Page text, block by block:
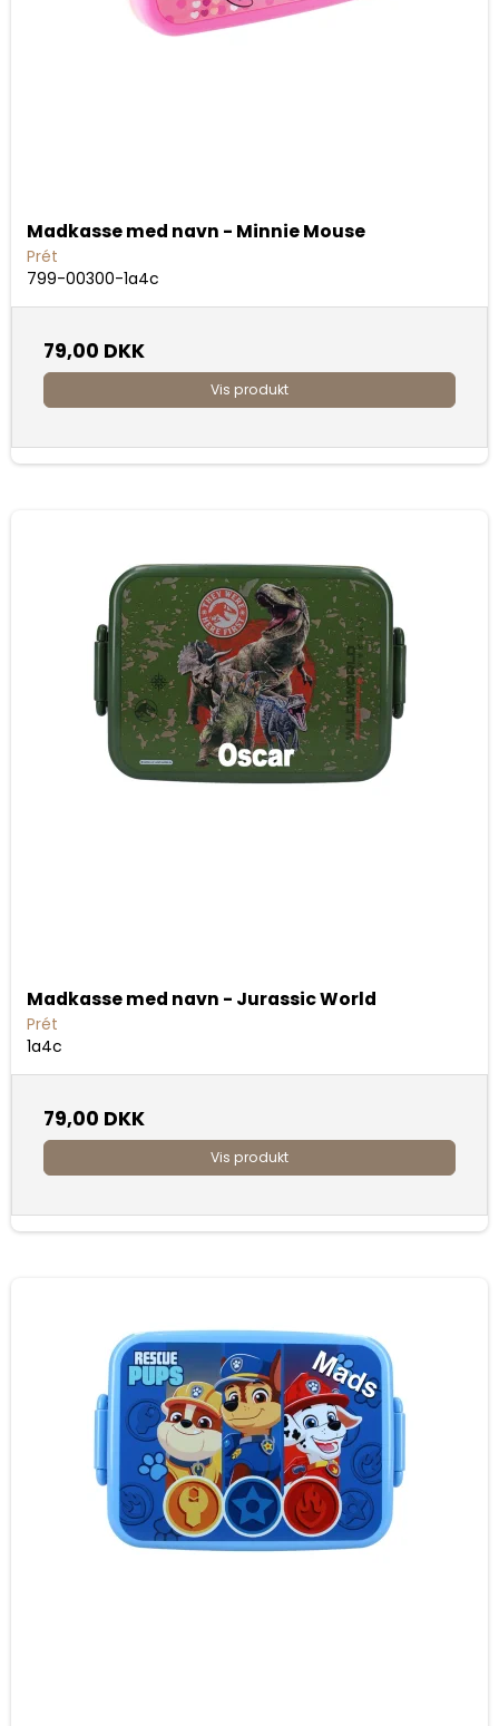
Madkasse med navn - Minnie Mouse
Prét
799-00300-1a4c
79,00 DKK
Vis produkt
Madkasse med navn - Jurassic World
Prét
1a4c
79,00 DKK
Vis produkt